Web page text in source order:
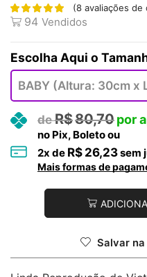
(8 avaliações de
94 Vendidos
R$80,70
no Pix, Boleto ou
2x de R$ 26,23sem
Mais formas de
Salvar